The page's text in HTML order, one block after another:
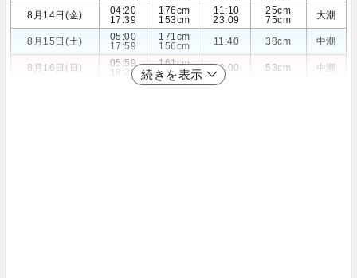
8月14日(金)
04:20
17:39
176cm
153cm
11:10
23:09
25cm
75cm
大潮
8月15日(土)
05:00
17:59
171cm
156cm
11:40 38cm 中潮
8月16日(日)
05:59
18:20
161cm
158cm
12:00 53cm 中潮
続きを表示